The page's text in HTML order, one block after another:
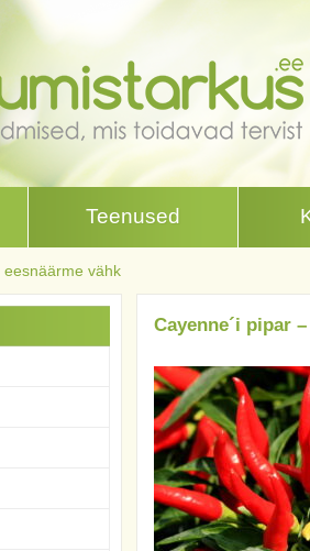
Teenused
eesnäärme vähk
Cayenne´i pipar